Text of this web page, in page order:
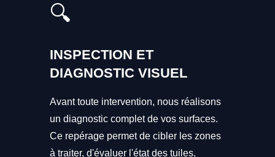
🔍
INSPECTION ET
DIAGNOSTIC VISUEL
Avant toute intervention, nous réalisons
un diagnostic complet de vos surfaces.
Ce repérage permet de cibler les zones
à traiter, d'évaluer l'état des tuiles,